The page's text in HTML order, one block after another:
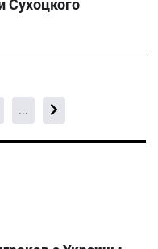
Сухоцкого
...